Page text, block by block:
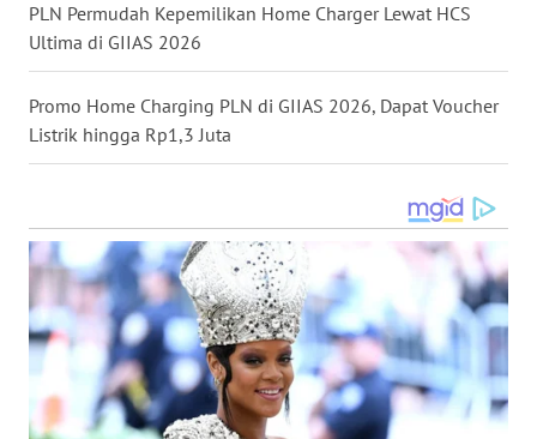
PLN Permudah Kepemilikan Home Charger Lewat HCS
Ultima di GIIAS 2026
Promo Home Charging PLN di GIIAS 2026, Dapat Voucher
Listrik hingga Rp1,3 Juta
WN
DAIRI
WN
DANAU
TOBA
WN
NIAS
WN
LANGKAT
WN
TAPANULI